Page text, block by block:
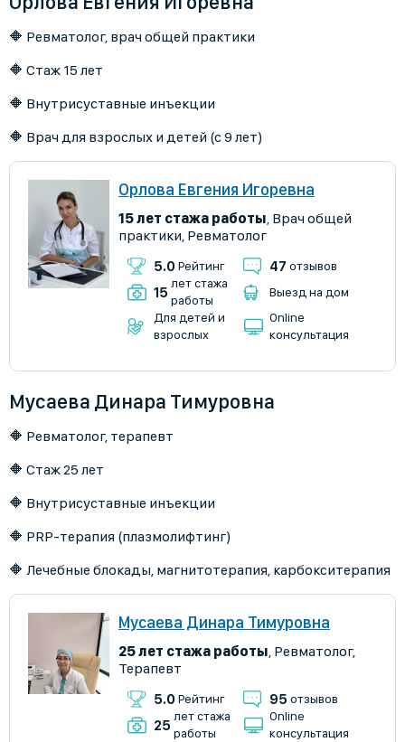
🔶 Ревматолог, врач общей практики
🔶 Стаж 15 лет
🔶 Внутрисуставные инъекции
🔶 Врач для взрослых и детей (с 9 лет)
Орлова Евгения Игоревна
15 лет стажа работы, Врач общей
практики, Ревматолог
5.0 Рейтинг 47 отзывов
15
лет стажа
работы
Выезд на дом
Для детей и
взрослых
Online
консультация
Мусаева Динара Тимуровна
🔶 Ревматолог, терапевт
🔶 Стаж 25 лет
🔶 Внутрисуставные инъекции
🔶 PRP-терапия (плазмолифтинг)
🔶 Лечебные блокады, магнитотерапия, карбокситерапия
Мусаева Динара Тимуровна
25 лет стажа работы, Ревматолог,
Терапевт
5.0 Рейтинг 95 отзывов
25
лет стажа
работы
Online
консультация